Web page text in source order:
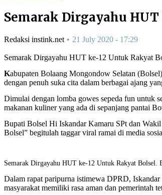
Semarak Dirgayahu
Redaksi instink.net 21 July 2020 - 17:29
Semarak Dirgayahu HUT ke-12 Untuk Rakyat
Kabupaten Bolaang Mongondow Selatan
dengan penuh suka cita dalam berbagai ajang
Dimulai dengan lomba gowes sepeda fun untuk
makanan kuliner yang ada di sepanjang pantai
Bupati Bolsel Hi Iskandar Kamaru SPt dan
Bolsel” begitulah taggar viral ramai di media
Semarak Dirgayahu HUT ke-12 Untuk Rakyat Bolsel.
Dalam rapat paripurna istimewa DPRD,
masyarakat memiliki rasa aman dan pemerintah